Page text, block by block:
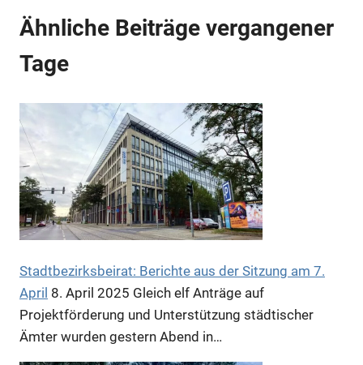
Ähnliche Beiträge vergangener
Tage
Stadtbezirksbeirat: Berichte aus der Sitzung am 7.
April 8. April 2025 Gleich elf Anträge auf
Projektförderung und Unterstützung städtischer
Ämter wurden gestern Abend in…